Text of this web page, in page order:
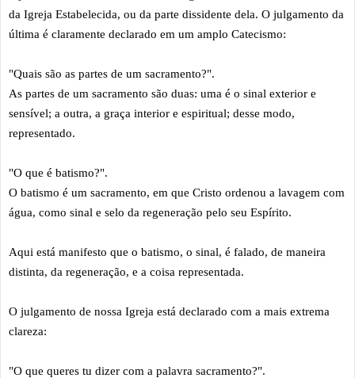
da Igreja Estabelecida, ou da parte dissidente dela. O julgamento da
última é claramente declarado em um amplo Catecismo:
"Quais são as partes de um sacramento?".
As partes de um sacramento são duas: uma é o sinal exterior e
sensível; a outra, a graça interior e espiritual; desse modo,
representado.
"O que é batismo?".
O batismo é um sacramento, em que Cristo ordenou a lavagem com
água, como sinal e selo da regeneração pelo seu Espírito.
Aqui está manifesto que o batismo, o sinal, é falado, de maneira
distinta, da regeneração, e a coisa representada.
O julgamento de nossa Igreja está declarado com a mais extrema
clareza:
"O que queres tu dizer com a palavra sacramento?".